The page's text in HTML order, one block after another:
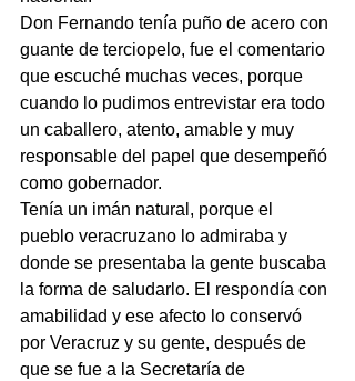
Don Fernando tenía puño de acero con
guante de terciopelo, fue el comentario
que escuché muchas veces, porque
cuando lo pudimos entrevistar era todo
un caballero, atento, amable y muy
responsable del papel que desempeñó
como gobernador.
Tenía un imán natural, porque el
pueblo veracruzano lo admiraba y
donde se presentaba la gente buscaba
la forma de saludarlo. El respondía con
amabilidad y ese afecto lo conservó
por Veracruz y su gente, después de
que se fue a la Secretaría de